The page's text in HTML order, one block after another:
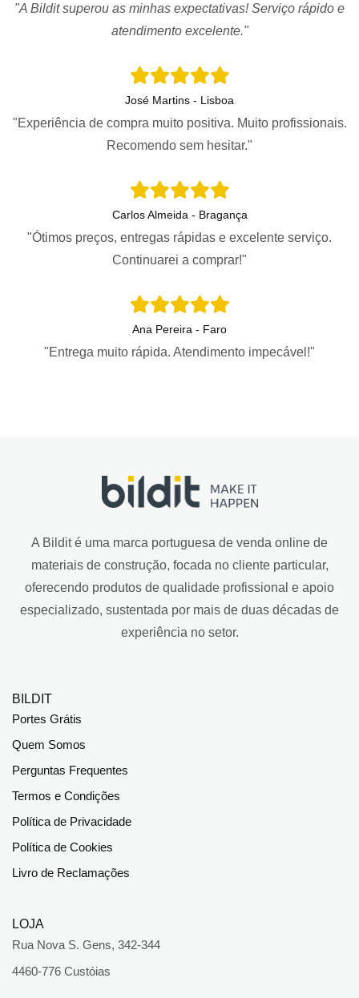
"A Bildit superou as minhas expectativas! Serviço rápido e
atendimento excelente."
José Martins - Lisboa
"Experiência de compra muito positiva. Muito profissionais.
Recomendo sem hesitar."
Carlos Almeida - Bragança
"Ótimos preços, entregas rápidas e excelente serviço.
Continuarei a comprar!"
Ana Pereira - Faro
"Entrega muito rápida. Atendimento impecável!"
A Bildit é uma marca portuguesa de venda online de
materiais de construção, focada no cliente particular,
oferecendo produtos de qualidade profissional e apoio
especializado, sustentada por mais de duas décadas de
experiência no setor.
BILDIT
Portes Grátis
Quem Somos
Perguntas Frequentes
Termos e Condições
Política de Privacidade
Política de Cookies
Livro de Reclamações
LOJA
Rua Nova S. Gens, 342-344
4460-776 Custóias